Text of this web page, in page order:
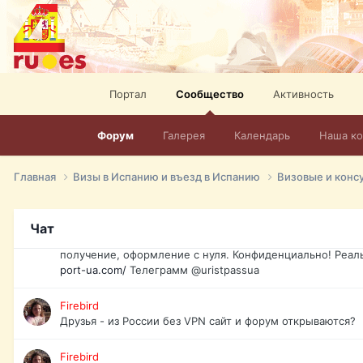
Портал Сообщество
Форум Галерея Календарь Наша
Активность
Главная Визы в Испанию и въезд в Испанию Визовые и
Чат
спорт, HD. + Огромная видеотека + 10.000 фильмов и
сайта. Наш сайт: http://mir-tv.club/television-in-spain.html
David16
Книги
David16
Подскажите пожалуйста, как удалить свой аккаунт из
Юрист юа
получение, оформление с нуля. Конфиденциально!
port-ua.com/ Телеграмм @uristpassua
Firebird
Друзья - из России без VPN сайт и форум открываются?
Firebird